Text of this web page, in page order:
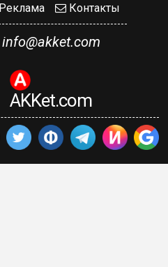
Реклама Контакты
info@akket.com
AKKet.com